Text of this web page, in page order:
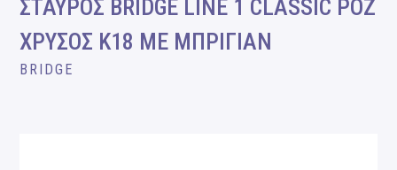
ΣΤΑΥΡΟΣ BRIDGE LINE 1 CLASSIC ΡΟΖ
ΧΡΥΣΟΣ Κ18 ΜΕ ΜΠΡΙΓΙΑΝ
BRIDGE